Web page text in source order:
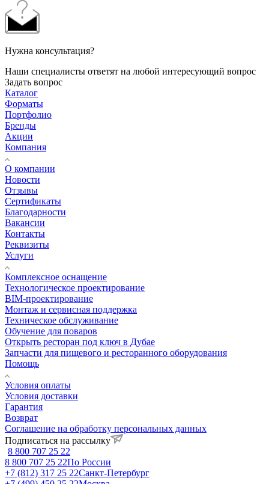
Нужна консультация?
Наши специалисты ответят на любой интересующий вопрос
Задать вопрос
Каталог
Форматы
Портфолио
Бренды
Акции
Компания
О компании
Новости
Отзывы
Сертификаты
Благодарности
Вакансии
Контакты
Реквизиты
Услуги
Комплексное оснащение
Технологическое проектирование
BIM-проектирование
Монтаж и сервисная поддержка
Техническое обслуживание
Обучение для поваров
Открыть ресторан под ключ в Дубае
Запчасти для пищевого и ресторанного оборудования
Помощь
Условия оплаты
Условия доставки
Гарантия
Возврат
Соглашение на обработку персональных данных
Подписаться на рассылку
8 800 707 25 22
8 800 707 25 22По России
+7 (812) 317 25 22Санкт-Петербург